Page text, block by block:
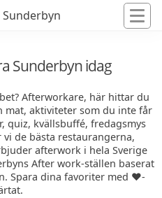
Sunderbyn idag
Afterworkare, här hittar du
mat, aktiviteter som du inte får
quiz, kvällsbuffé, fredagsmys
de bästa restaurangerna,
afterwork i hela Sverige
After work-ställen baserat
Spara dina favoriter med ❤️-